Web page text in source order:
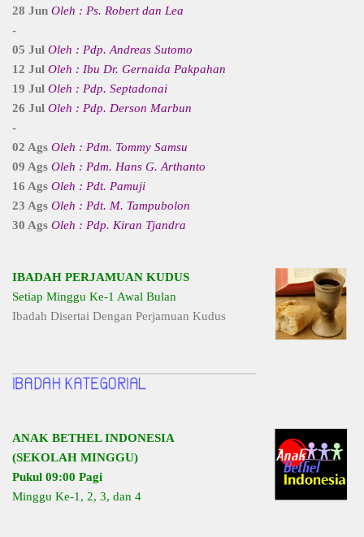
28 Jun Oleh : Ps. Robert dan Lea
-
05 Jul Oleh : Pdp. Andreas Sutomo
12 Jul Oleh : Ibu Dr. Gernaida Pakpahan
19 Jul Oleh : Pdp. Septadonai
26 Jul Oleh : Pdp. Derson Marbun
-
02 Ags Oleh : Pdm. Tommy Samsu
09 Ags Oleh : Pdm. Hans G. Arthanto
16 Ags Oleh : Pdt. Pamuji
23 Ags Oleh : Pdt. M. Tampubolon
30 Ags Oleh : Pdp. Kiran Tjandra
IBADAH PERJAMUAN KUDUS
Setiap Minggu Ke-1 Awal Bulan
Ibadah Disertai Dengan Perjamuan Kudus
ANAK BETHEL INDONESIA
(SEKOLAH MINGGU)
Pukul 09:00 Pagi
Minggu Ke-1, 2, 3, dan 4